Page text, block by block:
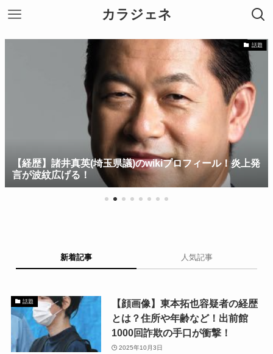
カラジェネ
話題
【経歴】諸井真英(埼玉県議)のwikiプロフィール！炎上発
言が波紋広げる！
新着記事 人気記事
話題
【顔画像】東本拓也容疑者の経歴
とは？住所や年齢など！出前館
1000回詐欺の手口が衝撃！
2025年10月3日